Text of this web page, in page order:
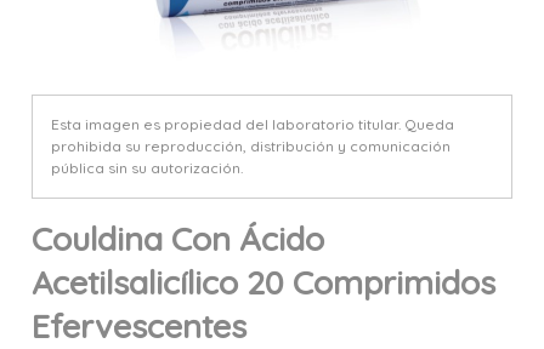
Esta imagen es propiedad del laboratorio titular. Queda
prohibida su reproducción, distribución y comunicación
pública sin su autorización.
Couldina Con Ácido
Acetilsalicílico 20 Comprimidos
Efervescentes